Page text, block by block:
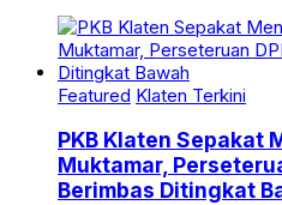
Featured Klaten Terkini
PKB Klaten Sepakat
Muktamar,
Berimbas Ditingkat